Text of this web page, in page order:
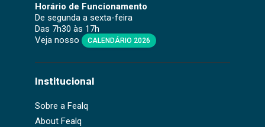
Horário de Funcionamento
De segunda a sexta-feira
Das 7h30 às 17h
Veja nosso
CALENDÁRIO 2026
Institucional
Sobre a Fealq
About Fealq